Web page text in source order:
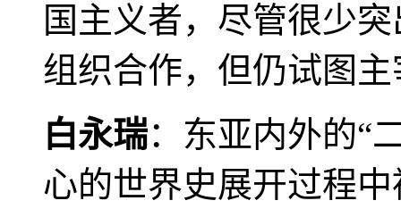
国主义者，尽管很少
组织合作，但仍试图
白永瑞：东亚内外的“
心的世界史展开过程